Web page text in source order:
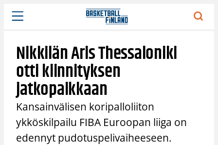
Siirry
sisältöön
Nikkilän Aris Thessaloniki
otti kiinnityksen
jatkopaikkaan
Kansainvälisen koripalloliiton
ykköskilpailu FIBA Euroopan liiga on
edennyt pudotuspelivaiheeseen.